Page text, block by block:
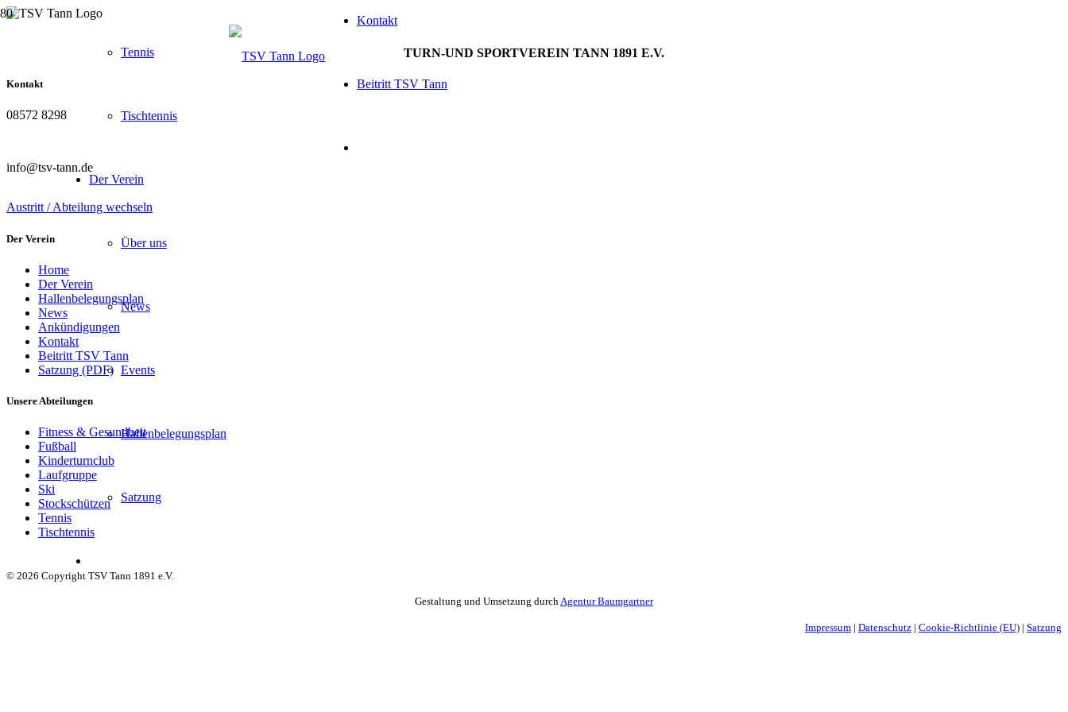
Tennis
Tischtennis
Der Verein
Über uns
News
Events
Hallenbelegungsplan
Satzung
Kontakt
Beitritt TSV Tann
TURN-UND SPORTVEREIN TANN 1891 E.V.
Kontakt
08572 8298
info@tsv-tann.de
Austritt / Abteilung wechseln
Der Verein
Home
Der Verein
Hallenbelegungsplan
News
Ankündigungen
Kontakt
Beitritt TSV Tann
Satzung (PDF)
Unsere Abteilungen
Fitness & Gesundheit
Fußball
Kinderturnclub
Laufgruppe
Ski
Stockschützen
Tennis
Tischtennis
© 2026 Copyright TSV Tann 1891 e.V.
Gestaltung und Umsetzung durchAgentur Baumgartner
Impressum Datenschutz Cookie-Richtlinie (EU) Satzung